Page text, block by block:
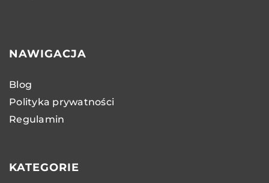
NAWIGACJA
Blog
Polityka prywatności
Regulamin
KATEGORIE